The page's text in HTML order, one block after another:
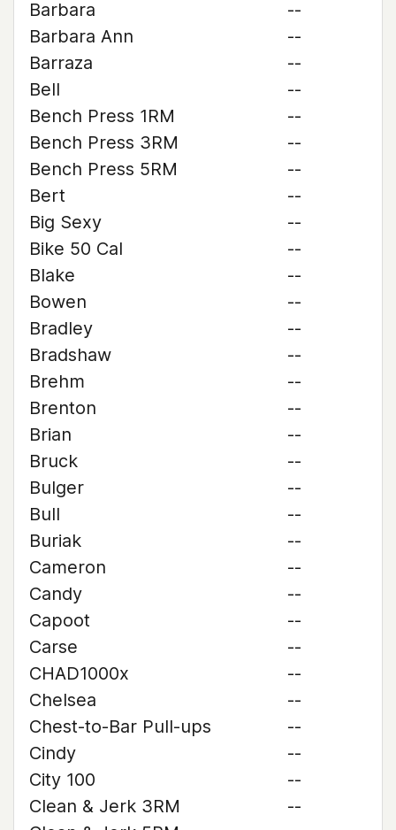
Barbara
--
Barbara Ann
--
Barraza
--
Bell
--
Bench Press 1RM
--
Bench Press 3RM
--
Bench Press 5RM
--
Bert
--
Big Sexy
--
Bike 50 Cal
--
Blake
--
Bowen
--
Bradley
--
Bradshaw
--
Brehm
--
Brenton
--
Brian
--
Bruck
--
Bulger
--
Bull
--
Buriak
--
Cameron
--
Candy
--
Capoot
--
Carse
--
CHAD1000x
--
Chelsea
--
Chest-to-Bar Pull-ups
--
Cindy
--
City 100
--
Clean & Jerk 3RM
--